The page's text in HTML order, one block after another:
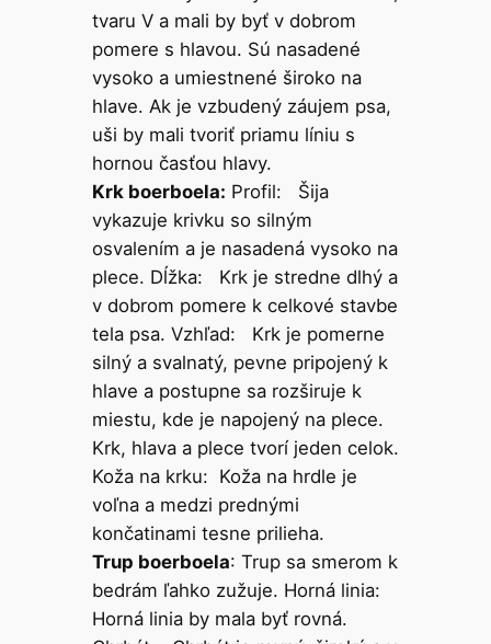
tvaru V a mali by byť v dobrom
pomere s hlavou. Sú nasadené
vysoko a umiestnené široko na
hlave. Ak je vzbudený záujem psa,
uši by mali tvoriť priamu líniu s
hornou časťou hlavy.
Krk boerboela: Profil: Šija
vykazuje krivku so silným
osvalením a je nasadená vysoko na
plece. Dĺžka: Krk je stredne dlhý a
v dobrom pomere k celkové stavbe
tela psa. Vzhľad: Krk je pomerne
silný a svalnatý, pevne pripojený k
hlave a postupne sa rozširuje k
miestu, kde je napojený na plece.
Krk, hlava a plece tvorí jeden celok.
Koža na krku: Koža na hrdle je
voľna a medzi prednými
končatinami tesne prilieha.
Trup boerboela: Trup sa smerom k
bedrám ľahko zužuje. Horná linia:
Horná linia by mala byť rovná.